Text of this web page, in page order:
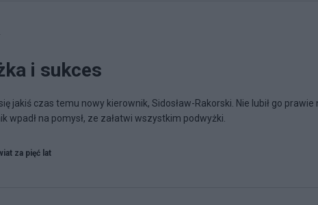
i sukces
jakiś czas temu nowy kierownik, Sidosław-Rakorski. Nie lubił go prawie
wpadł na pomysł, ze załatwi wszystkim podwyżki.
za pięć lat